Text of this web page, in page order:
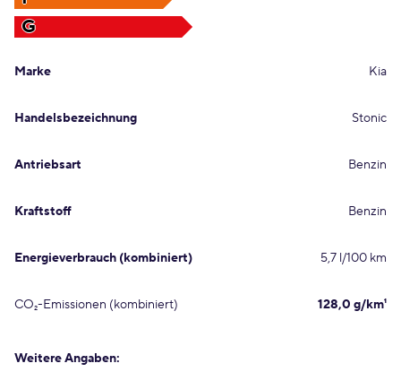
G
Marke Kia
Handelsbezeichnung Stonic
Antriebsart Benzin
Kraftstoff Benzin
Energieverbrauch (kombiniert) 5,7 l/100 km
CO₂-Emissionen (kombiniert) 128,0 g/km¹
Weitere Angaben: